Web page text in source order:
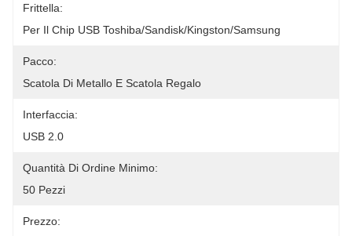
Frittella:
Per Il Chip USB Toshiba/Sandisk/kingston/Samsung
Pacco:
Scatola Di Metallo E Scatola Regalo
Interfaccia:
USB 2.0
Quantità Di Ordine Minimo:
50 Pezzi
Prezzo: